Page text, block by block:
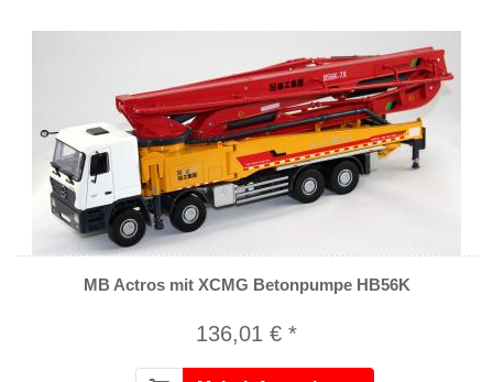
MB Actros mit XCMG Betonpumpe HB56K
136,01 € *